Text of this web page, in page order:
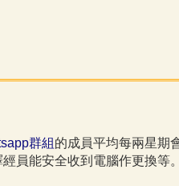
群組 的成員平均每兩星期
員能安全收到電腦作更換等